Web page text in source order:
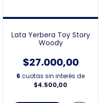
Lata Yerbera Toy Story
Woody
$27.000,00
6 cuotas sin interés de
$4.500,00